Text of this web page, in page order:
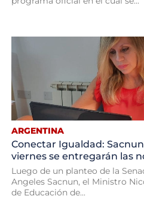
ARGENTINA
Conectar Igualdad:
viernes se entregarán las
Luego de un planteo de la
Angeles Sacnun, el Ministro
de Educación de...